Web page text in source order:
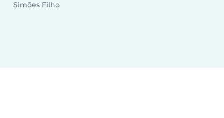
Simões Filho